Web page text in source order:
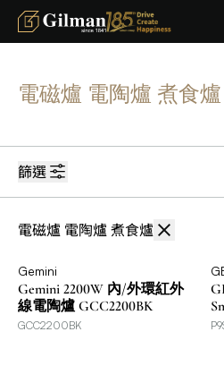
電磁爐 電陶爐 煮食爐
篩選
電磁爐 電陶爐 煮食爐
Gemini
Gemini 2200W 內/外環紅外
線電陶爐 GCC2200BK
GCC2200BK